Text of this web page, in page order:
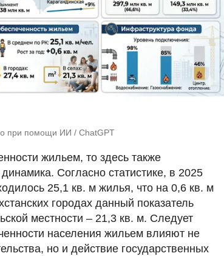
при помощи ИИ / ChatGPT
жильем, то здесь также
Согласно статистике, в 2025
25,1 кв. м жилья, что на 0,6 кв. м
городах данный показатель
местности – 21,3 кв. м. Следует
населения жильем влияют не
но и действие государственных